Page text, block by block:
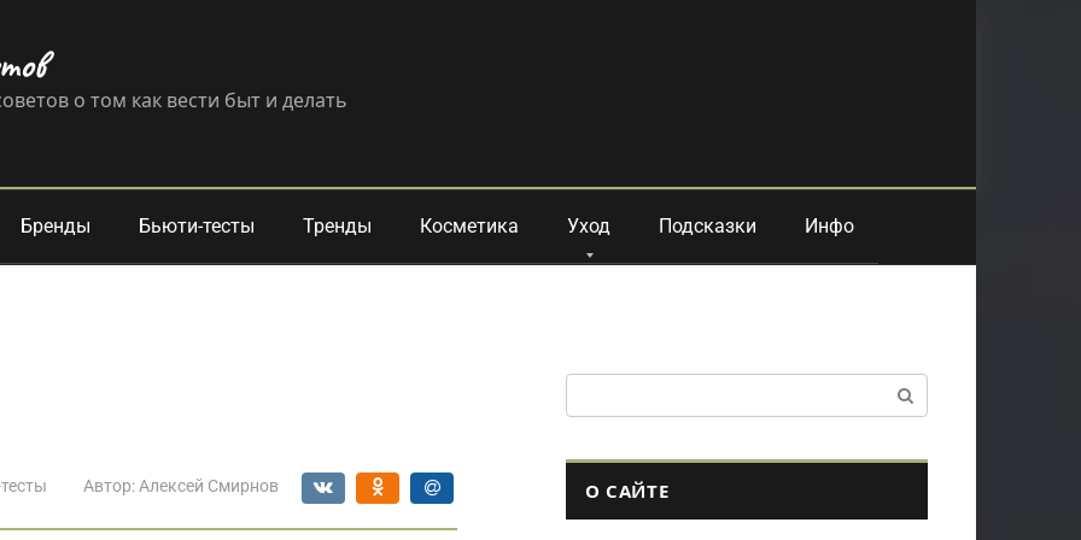
о том как вести быт и делать
Бренды Бьюти-тесты Тренды Косметика Уход Подсказки Инфо
Автор: Алексей Смирнов О САЙТЕ